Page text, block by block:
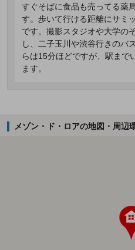
すぐそばに食品も売ってる薬
す。歩いて行ける距離にサミ
です。撮影スタジオや大学の
し、二子玉川や渋谷行きのバ
らは15分ほどですが、駅まで
ます。
メゾン・ド・ロアの地図・周辺